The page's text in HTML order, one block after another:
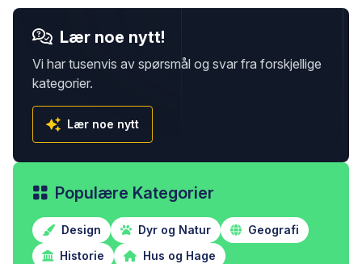
Lær noe nytt!
Vi har tusenvis av spørsmål og svar fra forskjellige
kategorier.
Lær noe nytt
Populære Kategorier
Design Dyr og Natur
Geografi
Historie
Hus og Hage